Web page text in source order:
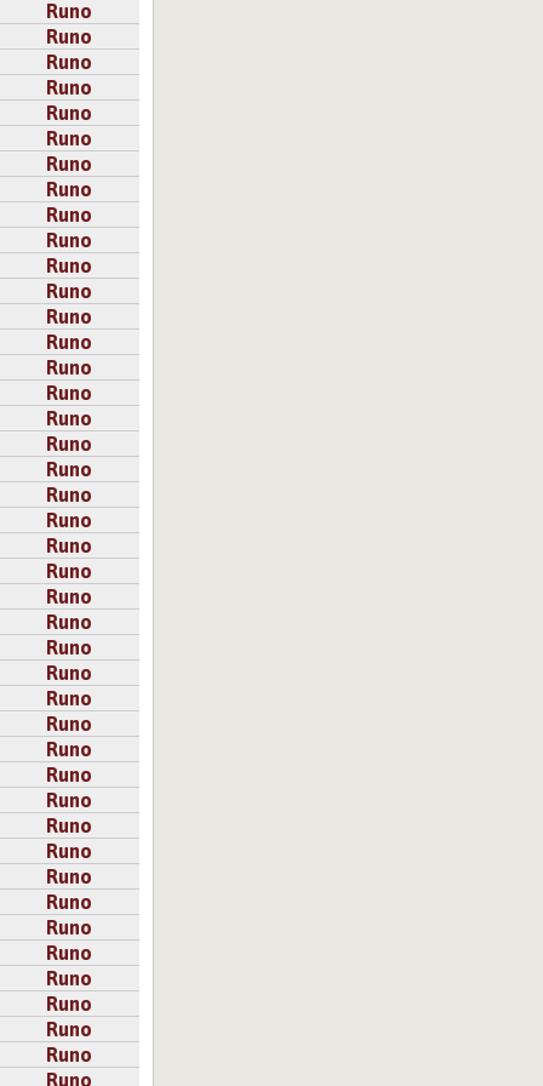
Runo
Runo
Runo
Runo
Runo
Runo
Runo
Runo
Runo
Runo
Runo
Runo
Runo
Runo
Runo
Runo
Runo
Runo
Runo
Runo
Runo
Runo
Runo
Runo
Runo
Runo
Runo
Runo
Runo
Runo
Runo
Runo
Runo
Runo
Runo
Runo
Runo
Runo
Runo
Runo
Runo
Runo
Runo